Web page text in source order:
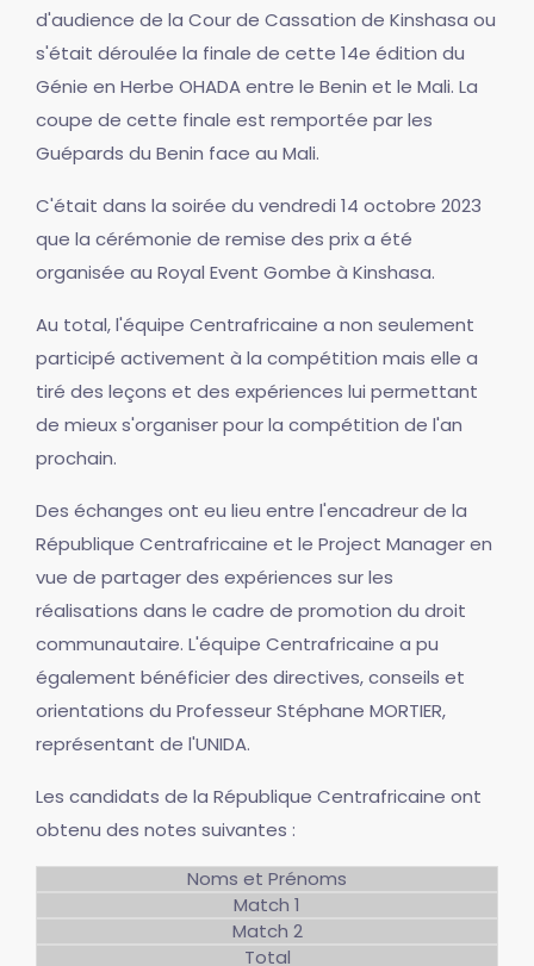
d'audience de la Cour de Cassation de Kinshasa ou
s'était déroulée la finale de cette 14e édition du
Génie en Herbe OHADA entre le Benin et le Mali. La
coupe de cette finale est remportée par les
Guépards du Benin face au Mali.
C'était dans la soirée du vendredi 14 octobre 2023
que la cérémonie de remise des prix a été
organisée au Royal Event Gombe à Kinshasa.
Au total, l'équipe Centrafricaine a non seulement
participé activement à la compétition mais elle a
tiré des leçons et des expériences lui permettant
de mieux s'organiser pour la compétition de l'an
prochain.
Des échanges ont eu lieu entre l'encadreur de la
République Centrafricaine et le Project Manager en
vue de partager des expériences sur les
réalisations dans le cadre de promotion du droit
communautaire. L'équipe Centrafricaine a pu
également bénéficier des directives, conseils et
orientations du Professeur Stéphane MORTIER,
représentant de l'UNIDA.
Les candidats de la République Centrafricaine ont
obtenu des notes suivantes :
Noms et Prénoms
Match 1
Match 2
Total